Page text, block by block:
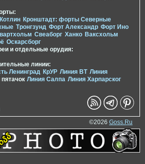
Кронштадт: форты Северные
Тронгзунд Форт Александр Форт Ино
Свеаборг Ханко Ваксхольм
Оскарсборг
и отдельные орудия:
линии:
Ленинград КрУР Линия ВТ Линия
Линия Салпа Линия Харпарског
©2026 Goss.Ru